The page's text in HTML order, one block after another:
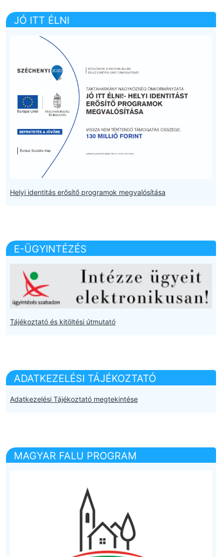
JÓ ITT ÉLNI
Helyi identitás erősítő programok megvalósítása
E-ÜGYINTÉZÉS
Tájékoztató és kitöltési útmutató
ADATKEZELÉSI TÁJÉKOZTATÓ
Adatkezelési Tájékoztató megtekintése
MAGYAR FALU PROGRAM